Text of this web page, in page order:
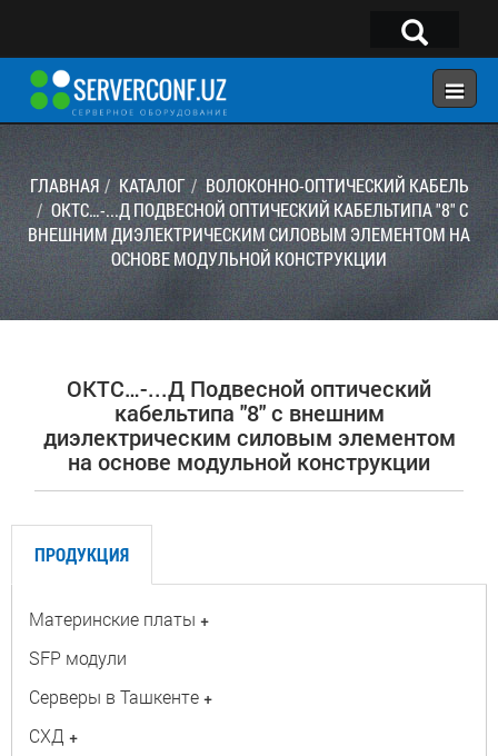
×
ГЛАВНАЯ
КОНФИГУРАТОР
КАТАЛОГ
УСЛУГИ
КОНТАКТЫ
Telegram:@serverconf_uz
Тел: (90) 932-18-00
ГЛАВНАЯ КАТАЛОГ
ВОЛОКОННО-ОПТИЧЕСКИЙ КАБЕЛЬ
ОКТС…-...Д ПОДВЕСНОЙ ОПТИЧЕСКИЙ КАБЕЛЬТИПА "8" С
ВНЕШНИМ ДИЭЛЕКТРИЧЕСКИМ СИЛОВЫМ ЭЛЕМЕНТОМ НА
ОСНОВЕ МОДУЛЬНОЙ КОНСТРУКЦИИ
ОКТС…-...Д Подвесной оптический
кабельтипа "8" с внешним
диэлектрическим силовым элементом
на основе модульной конструкции
ПРОДУКЦИЯ
Материнские платы +
SFP модули
Серверы в Ташкенте +
СХД +